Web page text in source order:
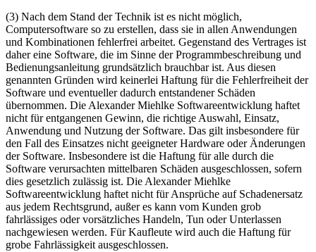
(3) Nach dem Stand der Technik ist es nicht möglich,
Computersoftware so zu erstellen, dass sie in allen Anwendungen
und Kombinationen fehlerfrei arbeitet. Gegenstand des Vertrages ist
daher eine Software, die im Sinne der Programmbeschreibung und
Bedienungsanleitung grundsätzlich brauchbar ist. Aus diesen
genannten Gründen wird keinerlei Haftung für die Fehlerfreiheit der
Software und eventueller dadurch entstandener Schäden
übernommen. Die Alexander Miehlke Softwareentwicklung haftet
nicht für entgangenen Gewinn, die richtige Auswahl, Einsatz,
Anwendung und Nutzung der Software. Das gilt insbesondere für
den Fall des Einsatzes nicht geeigneter Hardware oder Änderungen
der Software. Insbesondere ist die Haftung für alle durch die
Software verursachten mittelbaren Schäden ausgeschlossen, sofern
dies gesetzlich zulässig ist. Die Alexander Miehlke
Softwareentwicklung haftet nicht für Ansprüche auf Schadenersatz
aus jedem Rechtsgrund, außer es kann vom Kunden grob
fahrlässiges oder vorsätzliches Handeln, Tun oder Unterlassen
nachgewiesen werden. Für Kaufleute wird auch die Haftung für
grobe Fahrlässigkeit ausgeschlossen.